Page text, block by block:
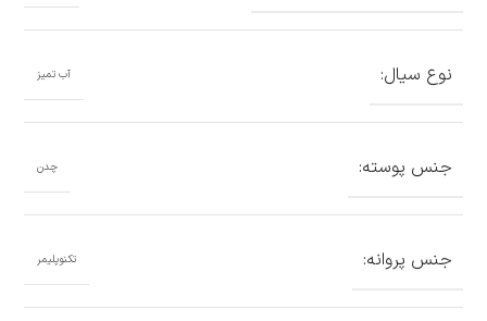
نوع سیال: آب تمیز
جنس پوسته: چدن
جنس پروانه: تکنوپلیمر